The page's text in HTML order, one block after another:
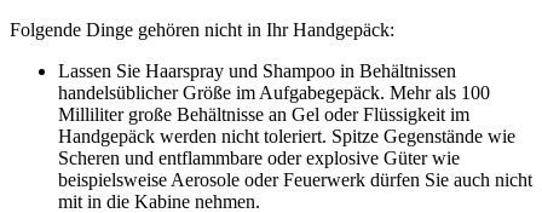
Folgende Dinge gehören nicht in Ihr Handgepäck:
Lassen Sie Haarspray und Shampoo in Behältnissen
handelsüblicher Größe im Aufgabegepäck. Mehr als 100
Milliliter große Behältnisse an Gel oder Flüssigkeit im
Handgepäck werden nicht toleriert. Spitze Gegenstände wie
Scheren und entflammbare oder explosive Güter wie
beispielsweise Aerosole oder Feuerwerk dürfen Sie auch nicht
mit in die Kabine nehmen.